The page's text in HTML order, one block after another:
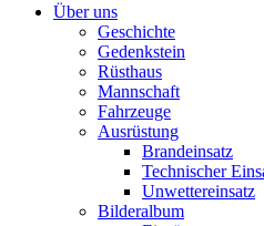
Über uns
Geschichte
Gedenkstein
Rüsthaus
Mannschaft
Fahrzeuge
Ausrüstung
Brandeinsatz
Technischer
Unwettereinsatz
Bilderalbum